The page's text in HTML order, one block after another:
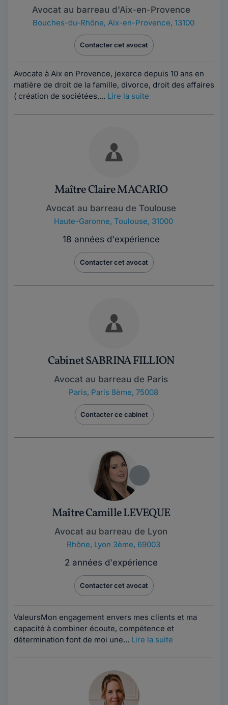
Avocat au barreau d'Aix-en-Provence
Bouches-du-Rhône, Aix-en-Provence, 13100
Contacter cet avocat
Avocate à Aix en Provence, jexerce depuis 10 ans en
matière de droit de la famille, divorce, droit des affaires
( création de sociétées,... Lire la suite
Maître Claire MACARIO
Avocat au barreau de Toulouse
Haute-Garonne, Toulouse, 31000
18 années d'expérience
Contacter cet avocat
Cabinet SABRINA FILLION
Avocat au barreau de Paris
Paris, Paris 8ème, 75008
Contacter ce cabinet
Maître Camille LEVEQUE
Avocat au barreau de Lyon
Rhône, Lyon 3ème, 69003
2 années d'expérience
Contacter cet avocat
Valeurs ​Mon engagement envers mes clients et ma
capacité à combiner écoute, compétence et
détermination font de moi une... Lire la suite